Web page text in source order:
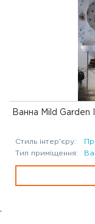
Ванна Mild Garden I
Стиль інтер'єру:
Тип приміщення:
.